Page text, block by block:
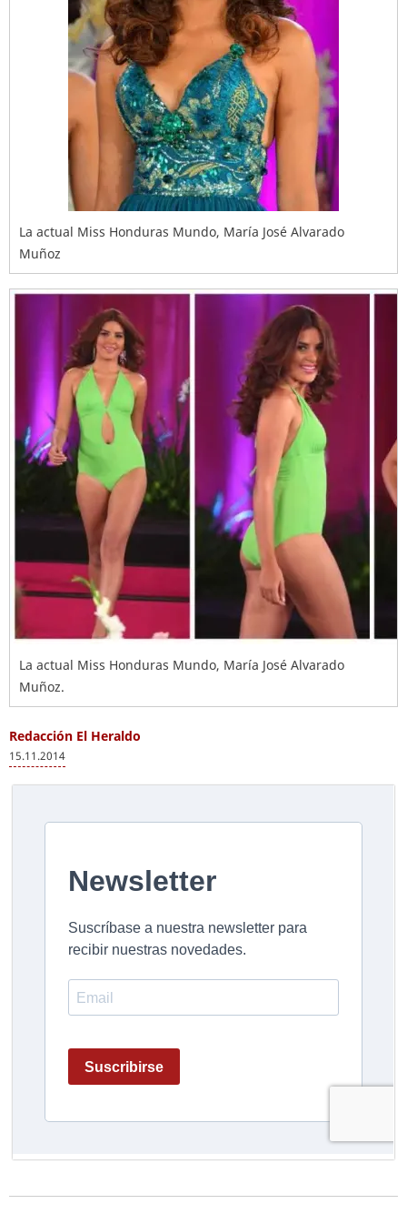
La actual Miss Honduras Mundo, María José Alvarado
Muñoz
La actual Miss Honduras Mundo, María José Alvarado
Muñoz.
Redacción El Heraldo
15.11.2014